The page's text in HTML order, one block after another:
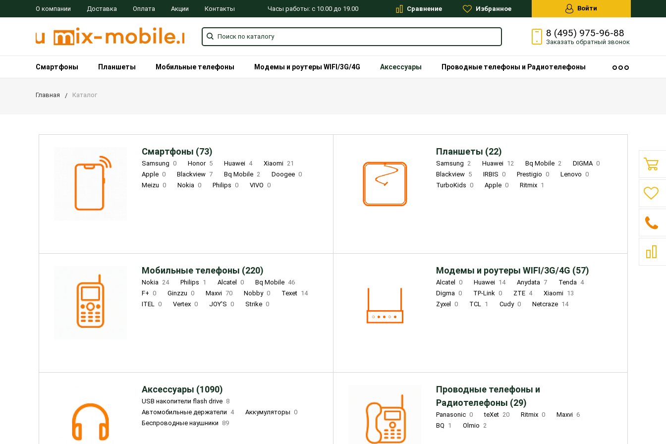
О компании Доставка Оплата Акции Контакты Часы работы: с 10.00 до 19.00 Сравнение Избранное Войти
8 (495) 975-96-88
Заказать обратный звонок
Смартфоны Планшеты Мобильные телефоны Модемы и роутеры WIFI/3G/4G Аксессуары Проводные телефоны и Радиотелефоны
Главная Каталог
Смартфоны (73)
Samsung 0 Honor 5 Huawei 4 Xiaomi 21
Apple 0 Blackview 7 Bq Mobile 2 Doogee 0
Meizu 0 Nokia 0 Philips 0 VIVO 0
Планшеты (22)
Samsung 2 Huawei 12 Bq Mobile 2 DIGMA 0
Blackview 5 IRBIS 0 Prestigio 0 Lenovo 0
TurboKids 0 Apple 0 Ritmix 1
Мобильные телефоны (220)
Nokia 24 Philips 1 Alcatel 0 Bq Mobile 46
F+ 0 Ginzzu 0 Maxvi 70 Nobby 0 Texet 14
ITEL 0 Vertex 0 JOY'S 0 Strike 0
Модемы и роутеры WIFI/3G/4G (57)
Alcatel 0 Huawei 14 Anydata 7 Tenda 4
Digma 0 TP-Link 0 ZTE 4 Xiaomi 13
Zyxel
0 TCL 1 Cudy 0 Netcraze 14
Аксессуары (1090)
USB накопители flash drive 8
Автомобильные держатели 4 Аккумуляторы 0
Беспроводные наушники 89
Проводные телефоны и
Радиотелефоны (29)
Panasonic 0 teXet 20 Ritmix 0 Maxvi 6
BQ 1 Olmio 2